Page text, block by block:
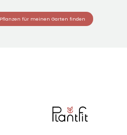
für meinen Garten finden